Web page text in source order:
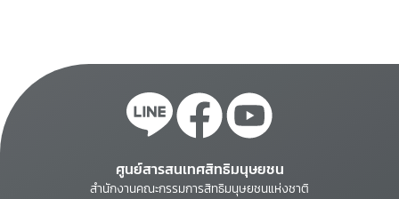
ศูนย์สารสนเทศสิทธิมนุษยชน
สำนักงานคณะกรรมการสิทธิมนุษยชนแห่งชาติ